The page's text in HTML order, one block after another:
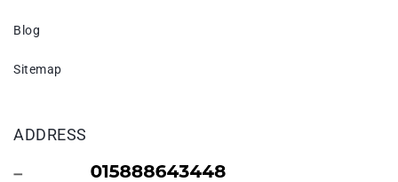
Blog
Sitemap
ADDRESS